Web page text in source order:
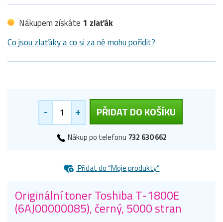
Nákupem získáte 1 zlaťák
Co jsou zlaťáky a co si za ně mohu pořídit?
- + PŘIDAT DO KOŠÍKU
Nákup po telefonu 732 630 662
Přidat do “Moje produkty”
Originální toner Toshiba T-1800E
(6AJ00000085), černý, 5000 stran